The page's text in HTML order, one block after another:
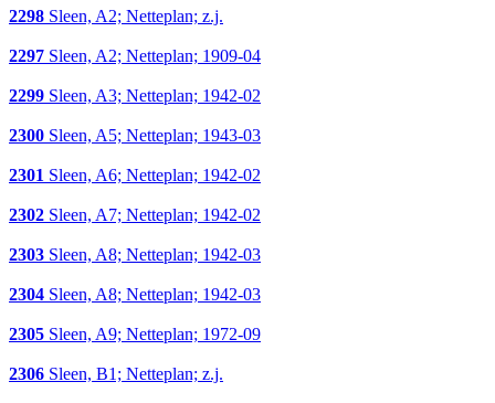
2298 Sleen, A2; Netteplan; z.j.
2297 Sleen, A2; Netteplan; 1909-04
2299 Sleen, A3; Netteplan; 1942-02
2300 Sleen, A5; Netteplan; 1943-03
2301 Sleen, A6; Netteplan; 1942-02
2302 Sleen, A7; Netteplan; 1942-02
2303 Sleen, A8; Netteplan; 1942-03
2304 Sleen, A8; Netteplan; 1942-03
2305 Sleen, A9; Netteplan; 1972-09
2306 Sleen, B1; Netteplan; z.j.